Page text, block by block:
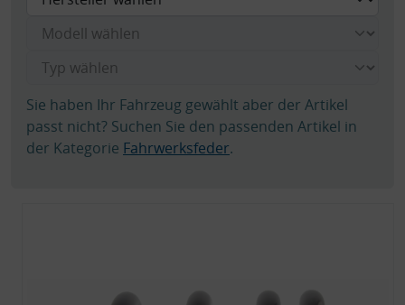
Sie haben Ihr Fahrzeug gewählt aber der Artikel
passt nicht? Suchen Sie den passenden Artikel in
der Kategorie Fahrwerksfeder.